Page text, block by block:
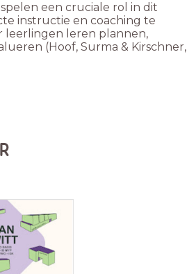
een cruciale rol in dit
instructie en coaching te
leerlingen leren plannen,
(Hoof, Surma & Kirschner,